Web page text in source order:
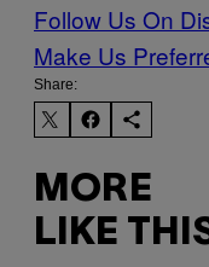
Follow Us On
Make Us
Share:
MORE
LIKE